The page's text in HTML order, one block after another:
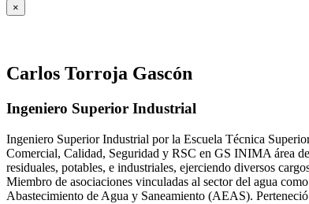
×
Carlos Torroja Gascón
Ingeniero Superior Industrial
Ingeniero Superior Industrial por la Escuela Técnica
Comercial, Calidad, Seguridad y RSC en GS INIMA área
residuales, potables, e industriales, ejerciendo diversos
Miembro de asociaciones vinculadas al sector del agua
Abastecimiento de Agua y Saneamiento (AEAS).